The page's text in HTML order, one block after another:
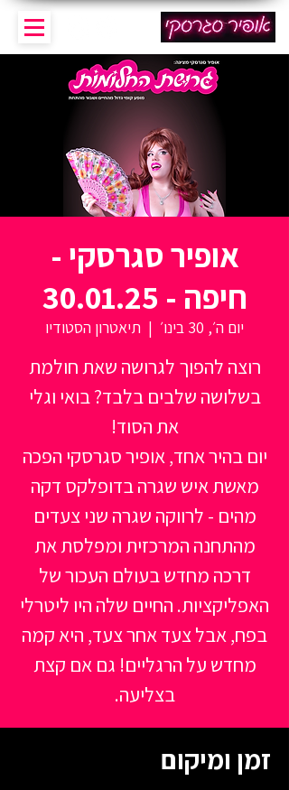
אופיר סגרסקי -
חיפה - 30.01.25
יום ה׳, 30 בינו׳
  |
תיאטרון הסטודיו
רוצה להפוך לגרושה שאת חולמת
בשלושה שלבים בלבד? בואי וגלי
יום בהיר אחד, אופיר סגרסקי הפכה
מאשת איש שגרה בדופלקס דקה
מהים - לרווקה שגרה שני צעדים
מהתחנה המרכזית ומפלסת את
דרכה מחדש בעולם העכור של
האפליקציות. החיים שלה היו ליטרלי
בפח, אבל צעד אחר צעד, היא קמה
מחדש על הרגליים! גם אם קצת
בצליעה.
זמן ומיקום